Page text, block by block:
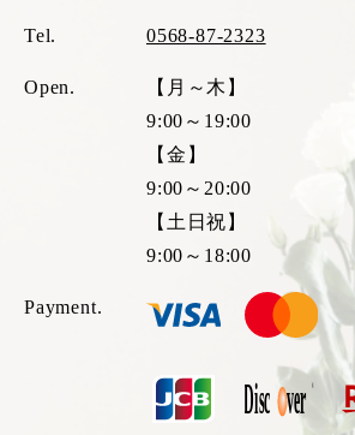
Tel. 0568-87-2323
Open.
【月～木】
9:00～19:00
【金】
9:00～20:00
【土日祝】
9:00～18:00
Payment.